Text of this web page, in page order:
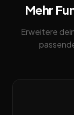
Mehr
Erweitere